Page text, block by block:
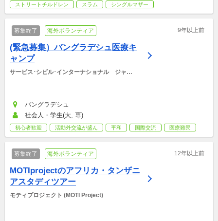
ストリートチルドレン スラム シングルマザー
募集終了 海外ボランティア 9年以上前
(緊急募集）バングラデシュ医療キ
ャンプ
サービス･シビル･インターナショナル　ジャパ
バングラデシュ
社会人・学生(大, 専)
初心者歓迎 活動外交流が盛ん 平和 国際交流 医療難民
募集終了 海外ボランティア 12年以上前
MOTIprojectのアフリカ・タンザニ
アスタディツアー
モティプロジェクト (MOTI Project)